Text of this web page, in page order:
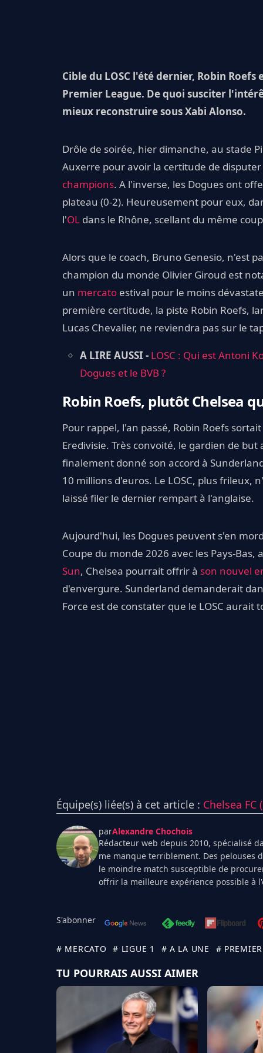
Cible du LOSC l'été dernier, Robin
Premier League. De quoi susciter
mieux reconstruire sous Xabi Alonso.
Drôle de soirée, hier dimanche, au stade
Auxerre pour avoir la certitude de
champions. A l'inverse, les Dogues ont
plateau (0-2). Heureusement pour eux,
l'OL dans le Rhône, scellant du même
Alors que le coach, Bruno Genesio, n'est
champion du monde Olivier Giroud est
un mercato estival pour le moins
première certitude, la piste Robin Roefs,
Lucas Chevalier, ne reviendra pas sur le
A LIRE AUSSI - LOSC : Qui est Antoni
Dogues et le BVB ?
Robin Roefs, plutôt Chelsea
Pour rappel, l'an passé, Robin Roefs
Eredivisie. Très convoité, le gardien de
finalement donné son accord à
10 millions d'euros. Le LOSC, plus frileux,
laissé filer le dernier rempart à l'anglaise.
Aujourd'hui, les Dogues peuvent s'en
Coupe du monde 2026 avec les Pays-
Sun, Chelsea pourrait offrir à son nouvel
d'envergure. Sunderland demanderait
Force est de constater que le LOSC
Équipe(s) liée(s) à cet article : Chelsea FC
parAlexandre Chochois
Rédacteur web depuis 2010, spécialisé
me manque terriblement. Des pelouses
le moindre match susceptible de
offrir la meilleure expérience possible à
S'abonner
# MERCATO # LIGUE 1 # A LA UNE #
TU POURRAIS AUSSI AIMER